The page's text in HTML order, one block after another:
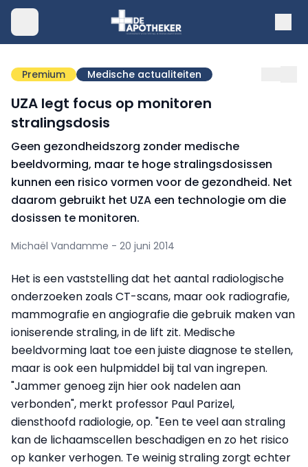
Premium Medische actualiteiten
UZA legt focus op monitoren
stralingsdosis
Geen gezondheidszorg zonder medische
beeldvorming, maar te hoge stralingsdosissen
kunnen een risico vormen voor de gezondheid. Net
daarom gebruikt het UZA een technologie om die
dosissen te monitoren.
Michaël Vandamme - 20 juni 2014
Het is een vaststelling dat het aantal radiologische
onderzoeken zoals CT-scans, maar ook radiografie,
mammografie en angiografie die gebruik maken van
ioniserende straling, in de lift zit. Medische
beeldvorming laat toe een juiste diagnose te stellen,
maar is ook een hulpmiddel bij tal van ingrepen.
"Jammer genoeg zijn hier ook nadelen aan
verbonden", merkt professor Paul Parizel,
diensthoofd radiologie, op. "Een te veel aan straling
kan de lichaamscellen beschadigen en zo het risico
op kanker verhogen. Te weinig straling zorgt echter